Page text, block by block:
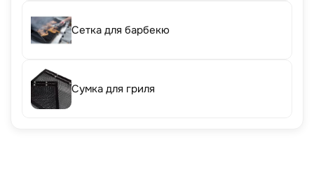
Сетка для барбекю
Сумка для гриля